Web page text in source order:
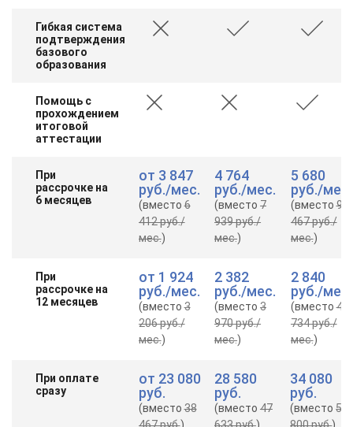
Гибкая система
подтверждения
базового
образования
Помощь с
прохождением
итоговой
аттестации
При
рассрочке на
6 месяцев
от 3 847
руб./мес.
(вместо6
412 руб./
мес.)
4 764
руб./мес.
(вместо7
939 руб./
мес.)
5 680
руб./мес.
(вместо9
467 руб./
мес.)
При
рассрочке на
12 месяцев
от 1 924
руб./мес.
(вместо3
206 руб./
мес.)
2 382
руб./мес.
(вместо3
970 руб./
мес.)
2 840
руб./мес.
(вместо4
734 руб./
мес.)
При оплате
сразу
от 23 080
руб.
(вместо38
467 руб.)
28 580
руб.
(вместо 47
633 руб.)
34 080
руб.
(вместо56
800 руб.)